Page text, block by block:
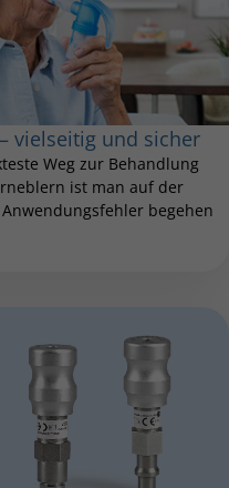
vielseitig und sicher
Weg zur Behandlung
ist man auf der
begehen